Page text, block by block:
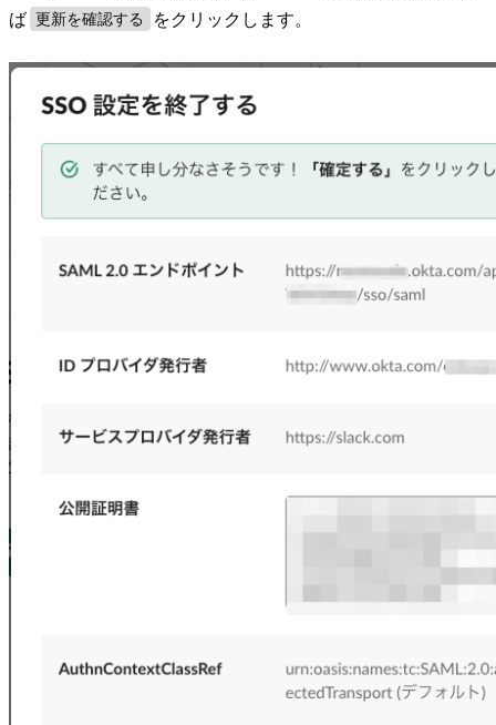
ば 更新を確認する をクリックします。